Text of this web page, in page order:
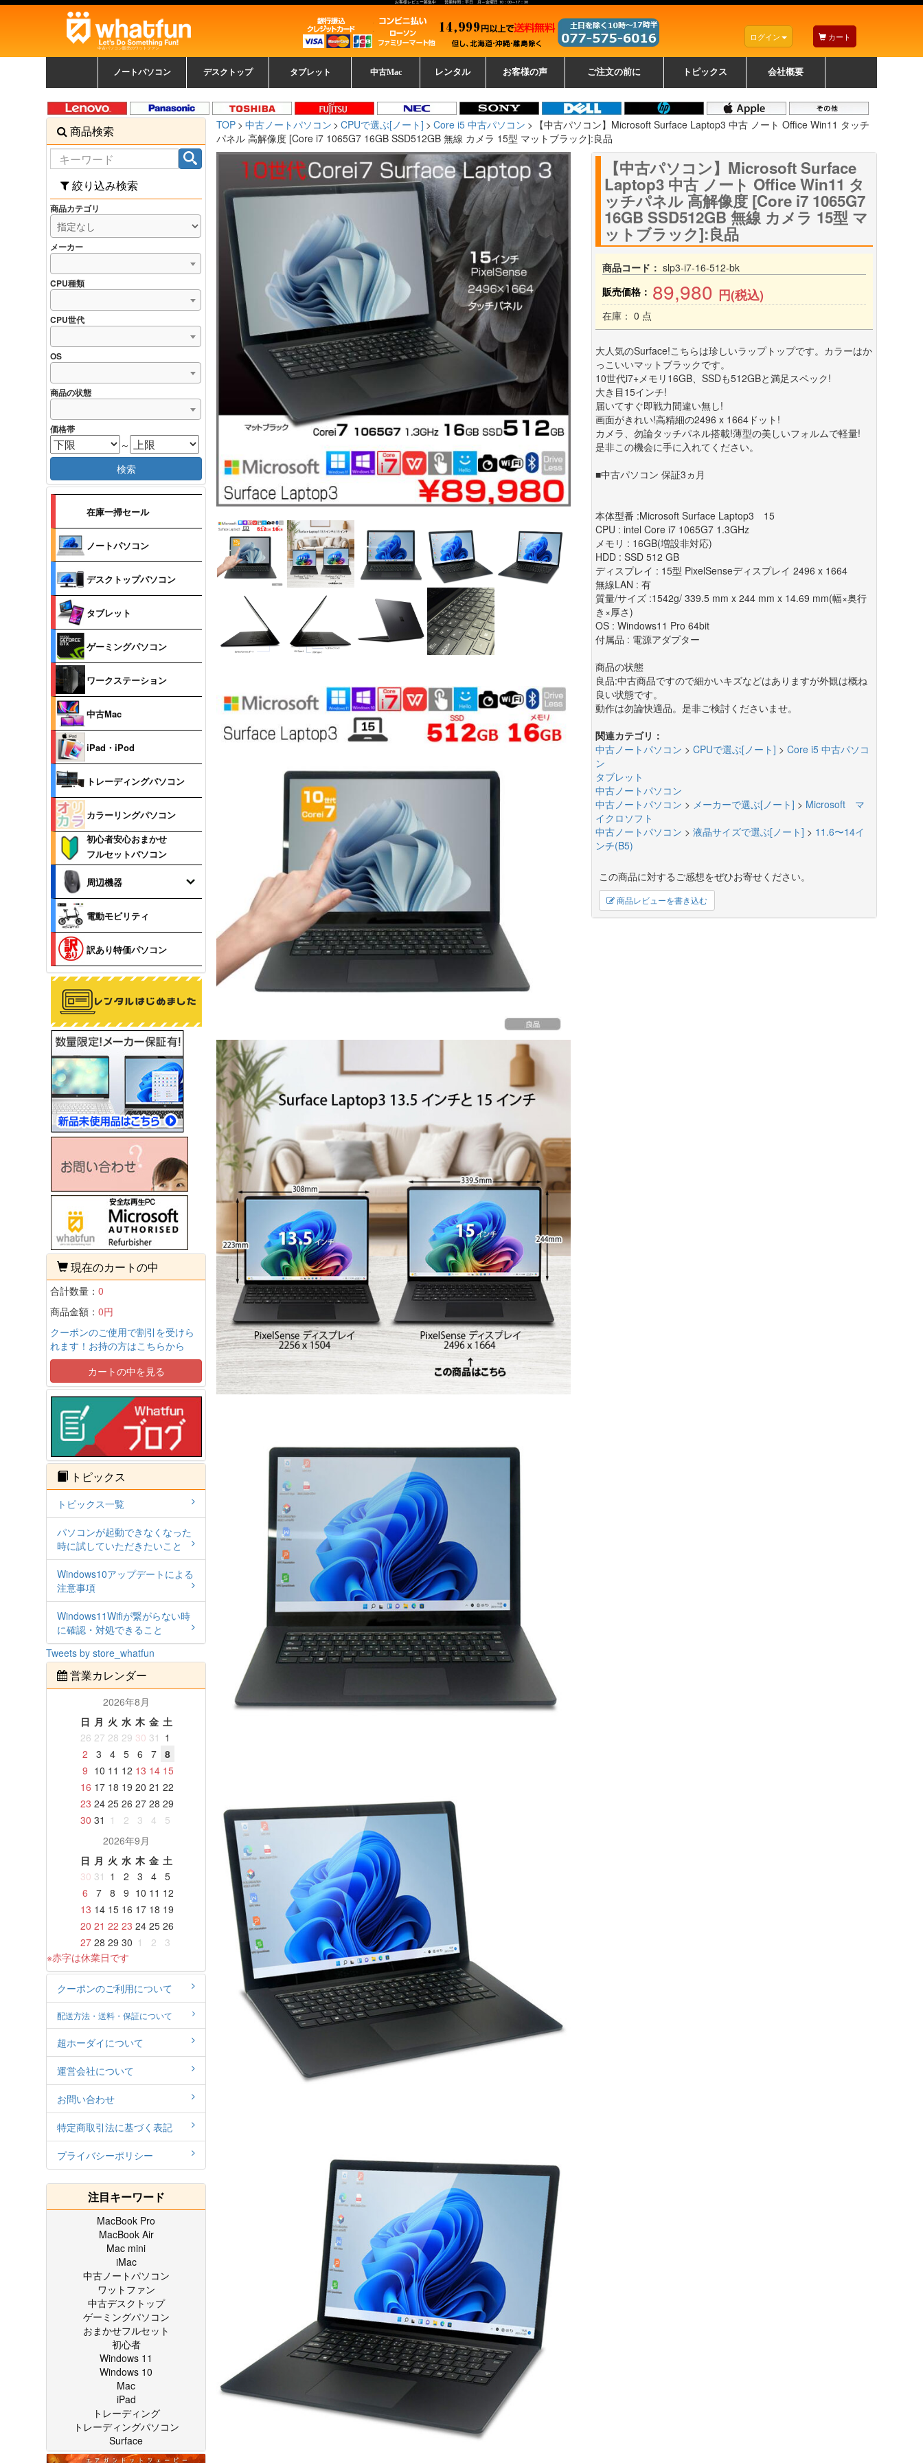
お客様レビュー募集中 営業時間：平日 月～金曜日 10：00～17：30
中古パソコン販売のワットファン
ログイン カート
ノートパソコン
覧
パソコン
ッカード
デスクトップ
中古デスクトップ一覧
新品デスクトップ一
覧
ゲーミングパソコン
トレーディングパソ
コン
ッカード
タブレット 中古Mac レンタル お客様の声 ご注文の前に トピックス 会社概要
TOP 中古ノートパソコン CPUで選ぶ[ノート] Core i5 中古パソコン
【中古パソコン】Microsoft Surface Laptop3 中古 ノート Office Win11 タッチ
パネル 高解像度 [Core i7 1065G7 16GB SSD512GB 無線 カメラ 15型 マットブラック]:良品
【中古パソコン】Microsoft Surface
Laptop3 中古 ノート Office Win11 タ
ッチパネル 高解像度 [Core i7 1065G7
16GB SSD512GB 無線 カメラ 15型 マ
ットブラック]:良品
商品コード： slp3-i7-16-512-bk
販売価格： 89,980 円(税込)
在庫： 0 点
大人気のSurface!こちらは珍しいラップトップです。カラーはか
っこいいマットブラックです。
10世代i7+メモリ16GB、SSDも512GBと満足スペック!
大き目15インチ!
届いてすぐ即戦力間違い無し!
画面がきれい!高精細の2496 x 1664ドット!
カメラ、勿論タッチパネル搭載!薄型の美しいフォルムで軽量!
是非この機会に手に入れてください。
■中古パソコン 保証3ヵ月
本体型番 :Microsoft Surface Laptop3 15
CPU : intel Core i7 1065G7 1.3GHz
メモリ : 16GB(増設非対応)
HDD : SSD 512 GB
ディスプレイ : 15型 PixelSenseディスプレイ 2496 x 1664
無線LAN : 有
質量/サイズ :1542g/ 339.5 mm x 244 mm x 14.69 mm(幅×奥行
き×厚さ)
OS : Windows11 Pro 64bit
付属品 : 電源アダプター
商品の状態
良品:中古商品ですので細かいキズなどはありますが外観は概ね
良い状態です。
動作は勿論快適品。是非ご検討くださいませ。
関連カテゴリ：
中古ノートパソコン > CPUで選ぶ[ノート] > Core i5 中古パソコ
ン
タブレット
中古ノートパソコン
中古ノートパソコン > メーカーで選ぶ[ノート] > Microsoft マ
イクロソフト
中古ノートパソコン > 液晶サイズで選ぶ[ノート] > 11.6〜14イ
ンチ(B5)
この商品に対するご感想をぜひお寄せください。
商品レビューを書き込む
商品検索
絞り込み検索
商品カテゴリ
メーカー
CPU種類
CPU世代
OS
商品の状態
価格帯
～
検索
在庫一掃セール
ノートパソコン
デスクトップパソコン
タブレット
ゲーミングパソコン
ワークステーション
中古Mac
iPad・iPod
トレーディングパソコン
カラーリングパソコン
初心者安心おまかせ
フルセットパソコン
周辺機器
電動モビリティ
訳あり特価パソコン
現在のカートの中
合計数量： 0
商品金額： 0円
クーポンのご使用で割引を受けら
れます！お持の方はこちらから
カートの中を見る
トピックス
トピックス一覧
パソコンが起動できなくなった
時に試していただきたいこと
Windows10アップデートによる
注意事項
Windows11Wifiが繋がらない時
に確認・対処できること
Tweets by store_whatfun
営業カレンダー
2026年8月
日 月 火 水 木 金 土
26 27 28 29 30 31 1
2
3 4 5 6 7
8
9 10 11 12 13 14 15
16 17 18 19 20 21 22
23 24 25 26 27 28 29
30 31 1 2 3 4
5
2026年9月
日 月 火 水 木 金 土
30 31 1 2 3 4
5
6
7 8 9 10 11 12
13 14 15 16 17 18 19
20 21 22 23 24 25 26
27 28 29 30 1 2
3
※赤字は休業日です
クーポンのご利用について
配送方法・送料・保証について
超ホーダイについて
運営会社について
お問い合わせ
特定商取引法に基づく表記
プライバシーポリシー
注目キーワード
MacBook Pro
MacBook Air
Mac mini
iMac
中古ノートパソコン
ワットファン
中古デスクトップ
ゲーミングパソコン
おまかせフルセット
初心者
Windows 11
Windows 10
Mac
iPad
トレーディング
トレーディングパソコン
Surface